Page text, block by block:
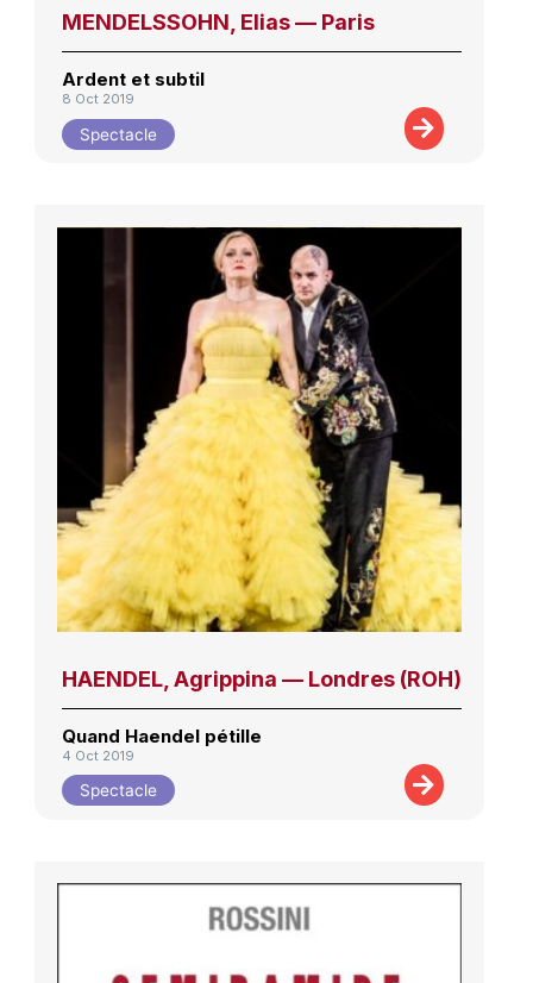
MENDELSSOHN, Elias — Paris
Ardent et subtil
8 Oct 2019
Spectacle
HAENDEL, Agrippina — Londres (ROH)
Quand Haendel pétille
4 Oct 2019
Spectacle